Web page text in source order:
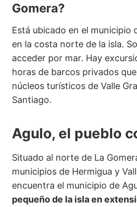
Gomera?
Está ubicado en el municipio
en la costa norte de la isla.
acceder por mar. Hay
horas de barcos privados
núcleos turísticos de Valle
Santiago.
Agulo, el pueblo
Situado al norte de La
municipios de Hermigua y
encuentra el municipio de
pequeño de la isla en